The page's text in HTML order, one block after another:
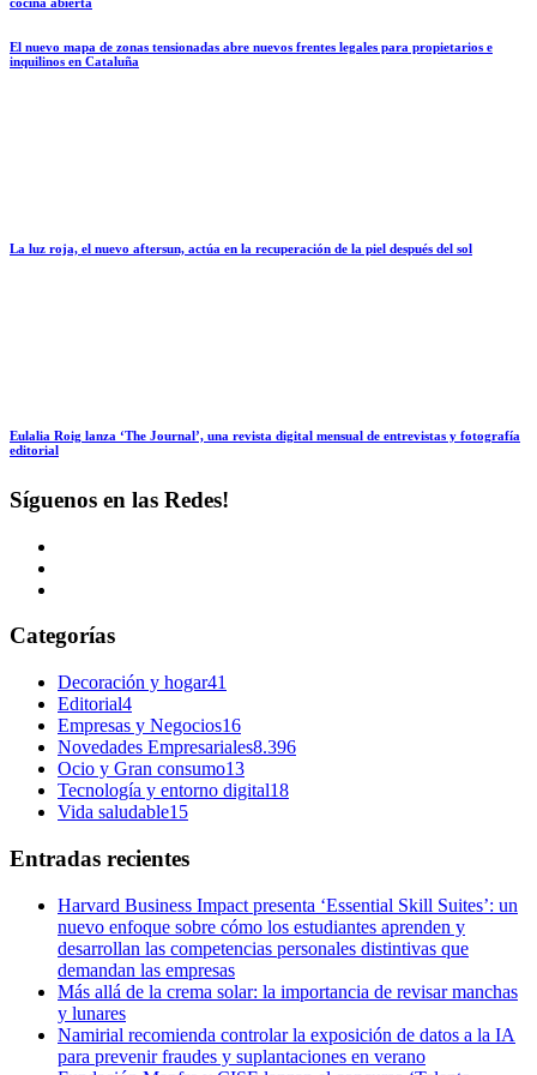
El nuevo mapa de zonas tensionadas abre nuevos frentes legales para propietarios e
inquilinos en Cataluña
La luz roja, el nuevo aftersun, actúa en la recuperación de la piel después del sol
Eulalia Roig lanza ‘The Journal’, una revista digital mensual de entrevistas y fotografía
editorial
Síguenos en las Redes!
Categorías
Decoración y hogar41
Editorial4
Empresas y Negocios16
Novedades Empresariales8.396
Ocio y Gran consumo13
Tecnología y entorno digital18
Vida saludable15
Entradas recientes
Harvard Business Impact presenta ‘Essential Skill Suites’: un
nuevo enfoque sobre cómo los estudiantes aprenden y
desarrollan las competencias personales distintivas que
demandan las empresas
Más allá de la crema solar: la importancia de revisar manchas
y lunares
Namirial recomienda controlar la exposición de datos a la IA
para prevenir fraudes y suplantaciones en verano